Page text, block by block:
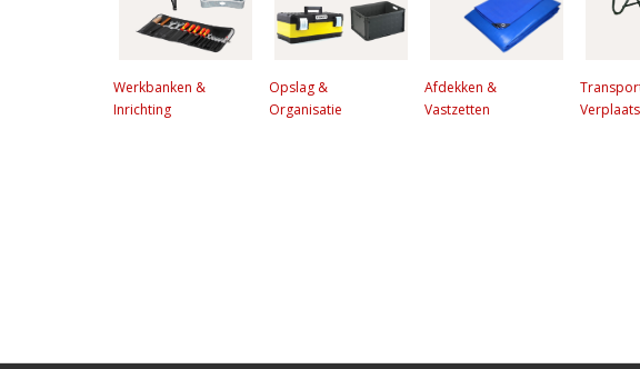
Werkbanken &
Inrichting
Opslag &
Organisatie
Afdekken &
Vastzetten